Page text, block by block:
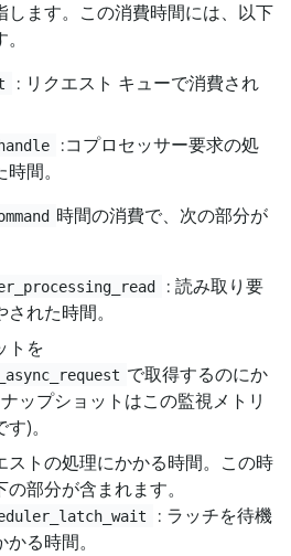
します。この消費時間には、以下
: リクエスト キューで消費され
:コプロセッサー要求の処
間。
時間の消費で、次の部分が
: 読み取り要
れた時間。
トを
で取得するのにか
ップショットはこの監視メトリ
)。
ストの処理にかかる時間。この時
部分が含まれます。
: ラッチを待機
る時間。